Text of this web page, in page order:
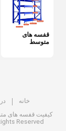
ظرف مشبک
داربست ها
قفسه های
میز کار گاراژ
حصار ایمنی
قفسه های
متوسط
خانه
کیفیتقفسه های
Reserved.